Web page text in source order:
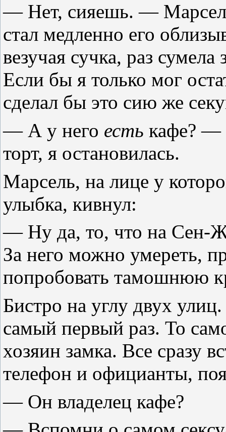
— Нет, сияешь. —
стал медленно его
везучая сучка, раз
Если бы я только мог
сделал бы это сию же
— А у него есть кафе? —
торт, я остановилась.
Марсель, на лице у
улыбка, кивнул:
— Ну да, то, что на Сен-
За него можно умереть,
попробовать тамошнюю
Бистро на углу двух
самый первый раз. То
хозяин замка. Все сразу
телефон и официанты,
— Он владелец кафе?